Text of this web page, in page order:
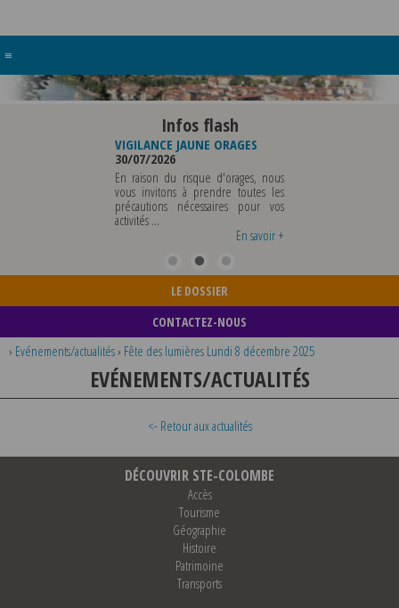
≡
Infos flash
VIGILANCE JAUNE ORAGES
30/07/2026
En raison du risque d'orages, nous
vous invitons à prendre toutes les
précautions nécessaires pour vos
activités ...
En savoir +
LE DOSSIER
CONTACTEZ-NOUS
› Evénements/actualités› Fête des lumières Lundi 8 décembre 2025
EVÉNEMENTS/ACTUALITÉS
<- Retour aux actualités
DÉCOUVRIR STE-COLOMBE
Accès
Tourisme
Géographie
Histoire
Patrimoine
Transports